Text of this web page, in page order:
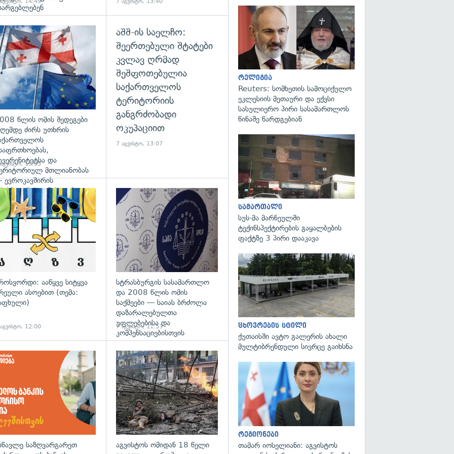
გადახედვა
წლის ომის შედეგები
ძირს უთხრის
და
მთლიანობას
განცხადება
13:35
აშშ-ის საელჩო:
შეერთებული შტატები
კვლავ ღრმად
შეშფოთებულია
საქართველოს
ტერიტორიის
განგრძობადი
ოკუპაციით
7 აგვისტო, 13:07
გადახედვა
ააწყვე სიტყვა
ასოებით (თემა:
12:00
გადახედვა
სტრასბურგის სასამართლო
და 2008 წლის ომის
საქმეები — საიას ბრძოლა
დაზარალებულთა
უფლებებისა და
კომპენსაციებისთვის
7 აგვისტო, 11:53
საზღვარგარეთ
გადახედვა
აგვისტოს ომიდან 18 წელი
რელიგია
Reuters: სომხეთის სამოციქულო
ეკლესიის მეთაური და ექვსი
სასულიერო პირი სასამართლოს
წინაშე წარდგებიან
სამართალი
სუს-მა მარნეულში
ტექინსპექტირების გაყალბების
ფაქტზე 3 პირი დააკავა
ცხოვრების სტილი
ქუთაისში ავტო გალერის ახალი
მულტიბრენდული სივრცე გაიხსნა
რეგიონები
თამარ იოსელიანი: აგვისტოს